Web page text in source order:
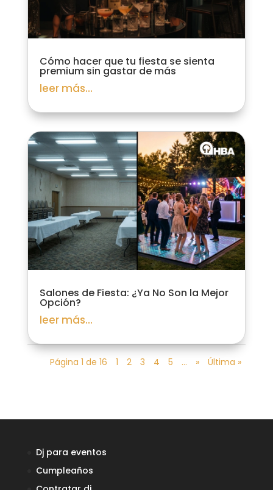
Cómo hacer que tu fiesta se sienta
premium sin gastar de más
leer más...
Salones de Fiesta: ¿Ya No Son la Mejor
Opción?
leer más...
Página 1 de 16 1 2 3 4 5 ... » Última »
Dj para eventos
Cumpleaños